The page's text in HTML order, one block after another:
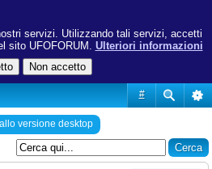
servizi. Utilizzando tali servizi, accetti
sito UFOFORUM. Ulteriori informazioni
#
versione desktop